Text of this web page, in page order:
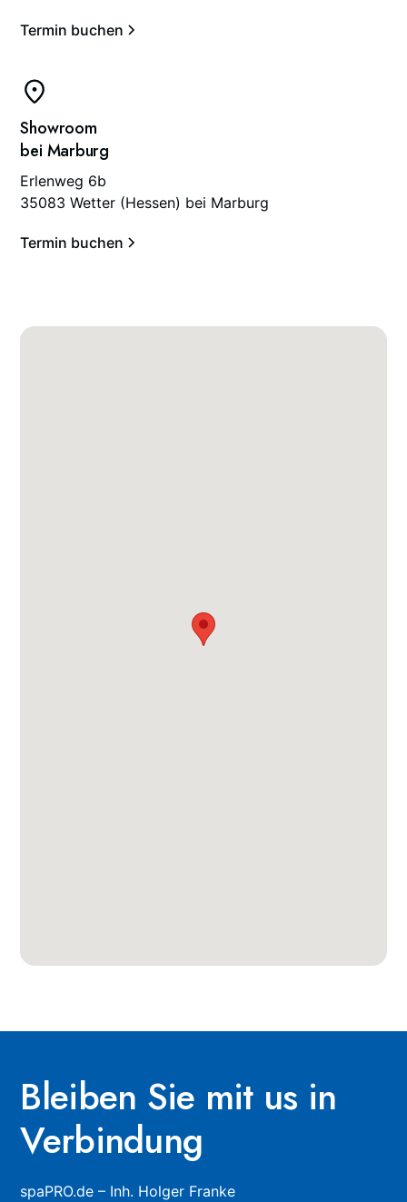
Termin buchen
Showroom
bei Marburg
Erlenweg 6b
35083 Wetter (Hessen) bei Marburg
Termin buchen
Bleiben Sie mit us in
Verbindung
spaPRO.de – Inh. Holger Franke